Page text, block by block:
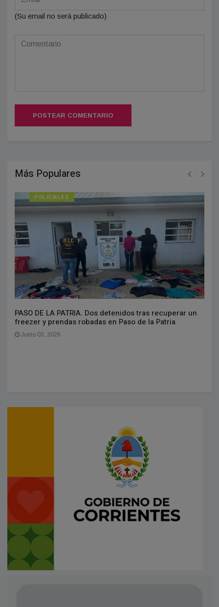
(Su email no será publicado)
POSTEAR COMENTARIO
Más Populares
POLICIALES
PASO DE LA PATRIA. Dos detenidos tras recuperar un
freezer y prendas robadas en Paso de la Patria
Junio 03, 2026